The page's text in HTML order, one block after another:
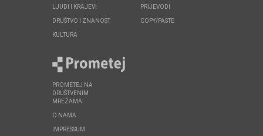
LJUDI I KRAJEVI
DRUŠTVO I ZNANOST
KULTURA
PRIJEVODI
COPY/PASTE
PROMETEJ NA
DRUŠTVENIM
MREŽAMA
O NAMA
IMPRESSUM